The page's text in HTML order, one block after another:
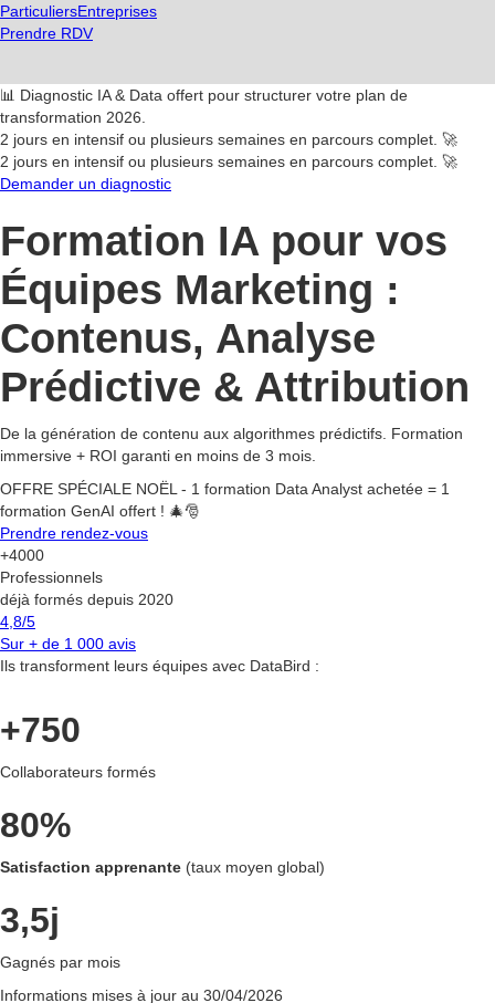
ParticuliersEntreprises
Prendre RDV
📊 Diagnostic IA & Data offert pour structurer votre plan de
transformation 2026.
2 jours en intensif ou plusieurs semaines en parcours complet. 🚀
2 jours en intensif ou plusieurs semaines en parcours complet. 🚀
Demander un diagnostic
Formation IA pour vos
Équipes Marketing :
Contenus, Analyse
Prédictive & Attribution
De la génération de contenu aux algorithmes prédictifs. Formation
immersive + ROI garanti en moins de 3 mois.
OFFRE SPÉCIALE NOËL - 1 formation Data Analyst achetée = 1
formation GenAI offert ! 🎄🎅
Prendre rendez-vous
+4000
Professionnels
déjà formés depuis 2020
4,8/5
Sur + de 1 000 avis
Ils transforment leurs équipes avec DataBird :
+750
Collaborateurs formés
80%
Satisfaction apprenante (taux moyen global)
3,5j
Gagnés par mois
Informations mises à jour au 30/04/2026